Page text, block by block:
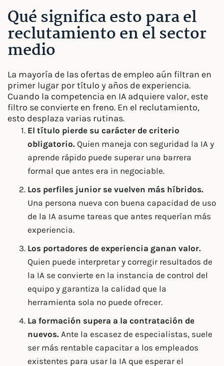
Qué significa esto para el
reclutamiento en el sector
medio
La mayoría de las ofertas de empleo aún filtran en
primer lugar por título y años de experiencia.
Cuando la competencia en IA adquiere valor, este
filtro se convierte en freno. En el reclutamiento,
esto desplaza varias rutinas.
El título pierde su carácter de criterio
obligatorio. Quien maneja con seguridad la IA y
aprende rápido puede superar una barrera
formal que antes era in negociable.
Los perfiles junior se vuelven más híbridos.
Una persona nueva con buena capacidad de uso
de la IA asume tareas que antes requerían más
experiencia.
Los portadores de experiencia ganan valor.
Quien puede interpretar y corregir resultados de
la IA se convierte en la instancia de control del
equipo y garantiza la calidad que la
herramienta sola no puede ofrecer.
La formación supera a la contratación de
nuevos. Ante la escasez de especialistas, suele
ser más rentable capacitar a los empleados
existentes para usar la IA que esperar el